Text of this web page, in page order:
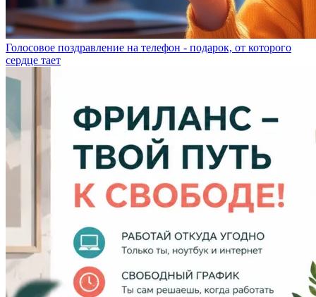
Голосовое поздравление на телефон - подарок, от которого
сердце тает